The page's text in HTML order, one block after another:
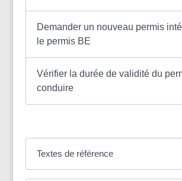
Demander un nouveau permis
le permis BE
Vérifier la durée de validité du
conduire
Textes de référence